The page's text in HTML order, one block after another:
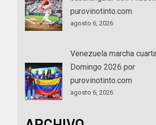
purovinotinto.com
agosto 6, 2026
Venezuela marcha
Domingo 2026 por
purovinotinto.com
agosto 6, 2026